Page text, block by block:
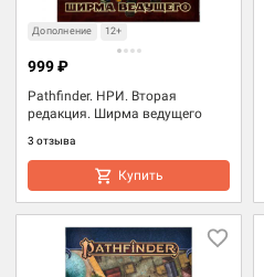
Дополнение 12+
Pathfinder. НРИ. Вторая
редакция. Ширма ведущего
3 отзыва
999 ₽
Купить